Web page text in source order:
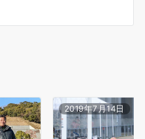
2019年7月14日